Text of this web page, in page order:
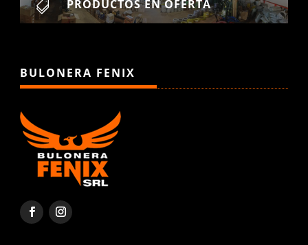
 PRODUCTOS EN OFERTA
BULONERA FENIX